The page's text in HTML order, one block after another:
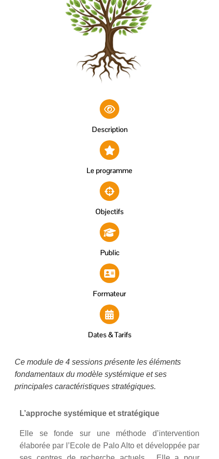
Description
Le programme
Objectifs
Public
Formateur
Dates & Tarifs
Ce module de 4 sessions présente les éléments
fondamentaux du modèle systémique et ses
principales caractéristiques stratégiques.
L’approche systémique et stratégique
Elle se fonde sur une méthode d’intervention
élaborée par l’Ecole de Palo Alto et développée par